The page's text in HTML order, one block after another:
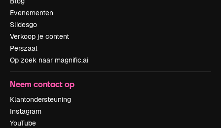
Evenementen
Slidesgo
Verkoop je content
Perszaal
Op zoek naar magnific.ai
Neem contact op
Klantondersteuning
Instagram
YouTube